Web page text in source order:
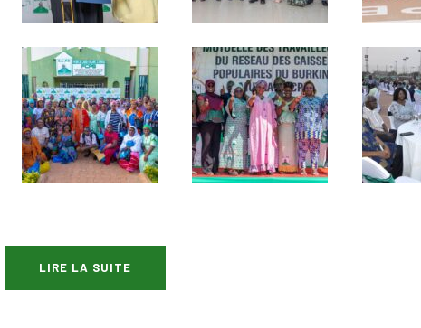
LIRE LA SUITE